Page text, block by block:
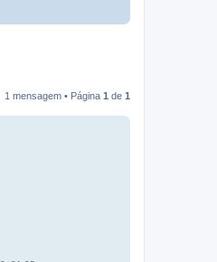
1 mensagem • Página 1 de 1